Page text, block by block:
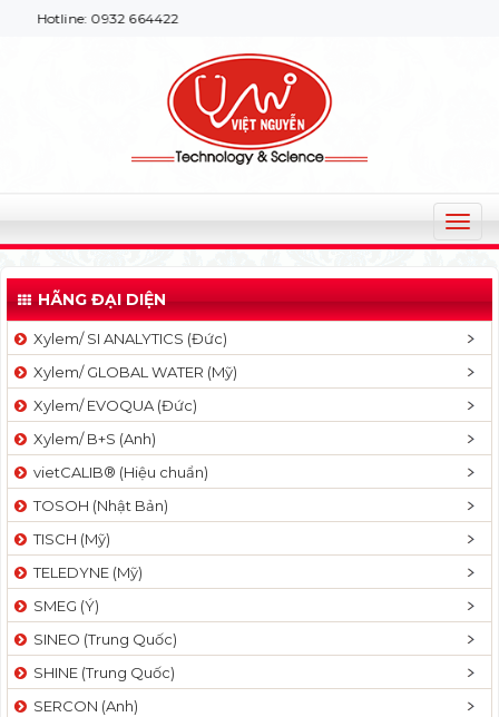
0932 664422
T
o
g
l
v
a
t
n
HÃNG ĐẠI DIỆN
Xylem/ SI ANALYTICS (Đức)
Xylem/ GLOBAL WATER (Mỹ)
Xylem/ EVOQUA (Đức)
Xylem/ B+S (Anh)
vietCALIB® (Hiệu chuẩn)
TOSOH (Nhật Bản)
TISCH (Mỹ)
TELEDYNE (Mỹ)
SMEG (Ý)
SINEO (Trung Quốc)
SHINE (Trung Quốc)
SERCON (Anh)